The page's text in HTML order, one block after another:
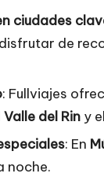
ciudades
de
: Fullviajes
Valle del Rin y el
: En
noche.